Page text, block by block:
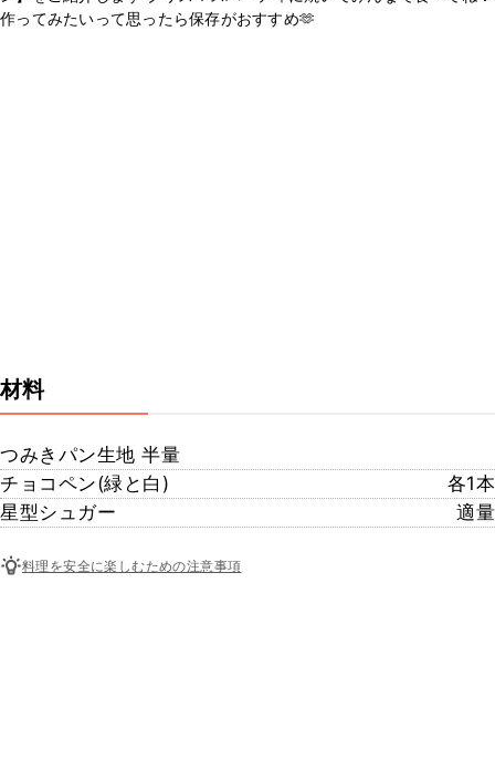
作ってみたいって思ったら保存がおすすめ🫶
材料
つみきパン生地 半量
チョコペン(緑と白)
各1本
星型シュガー
適量
料理を安全に楽しむための注意事項